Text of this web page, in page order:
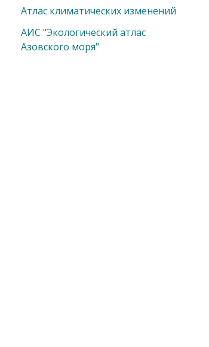
Атлас климатических изменений
АИС "Экологический атлас
Азовского моря"